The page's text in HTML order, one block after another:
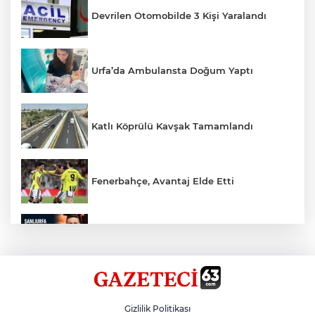
Devrilen Otomobilde 3 Kişi Yaralandı
Urfa’da Ambulansta Doğum Yaptı
Katlı Köprülü Kavşak Tamamlandı
Fenerbahçe, Avantaj Elde Etti
4 Katlı Binada Çökme Oldu
Gizlilik Politikası